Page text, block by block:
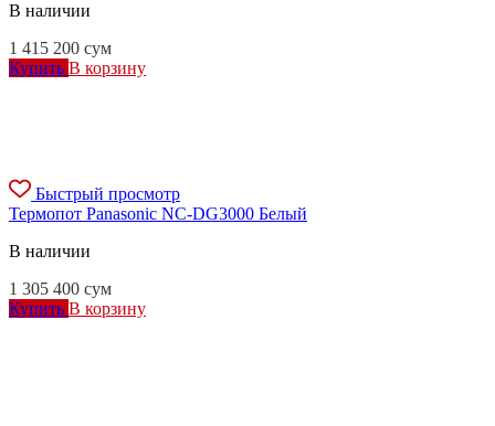
В наличии
1 415 200 сум
Купить В корзину
Быстрый просмотр
Термопот Panasonic NC-DG3000 Белый
В наличии
1 305 400 сум
Купить В корзину